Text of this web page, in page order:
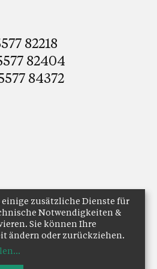
82218
82404
84372
zusätzliche Dienste für
Notwendigkeiten &
Sie können Ihre
ändern oder zurückziehen.
...